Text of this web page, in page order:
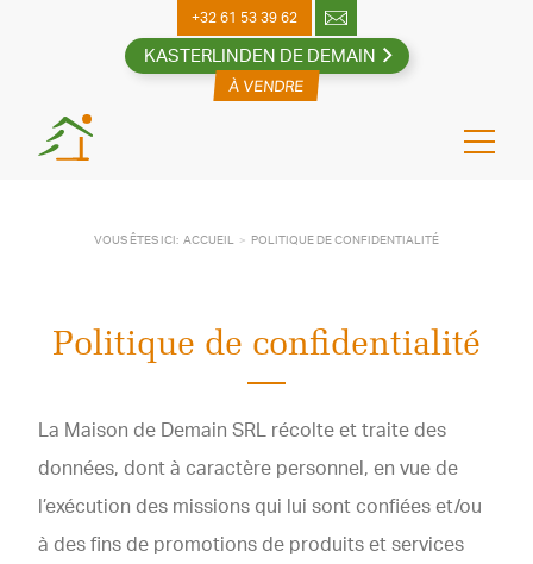
KASTERLINDEN DE DEMAIN
+32 61 53 39 62
VOUS ÊTES ICI: ACCUEIL POLITIQUE DE CONFIDENTIALITÉ
Politique de confidentialité
La Maison de Demain SRL récolte et traite des
données, dont à caractère personnel, en vue de
l’exécution des missions qui lui sont confiées et/ou
à des fins de promotions de produits et services